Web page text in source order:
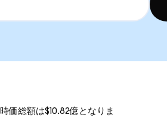
価総額は$10.82億となりま